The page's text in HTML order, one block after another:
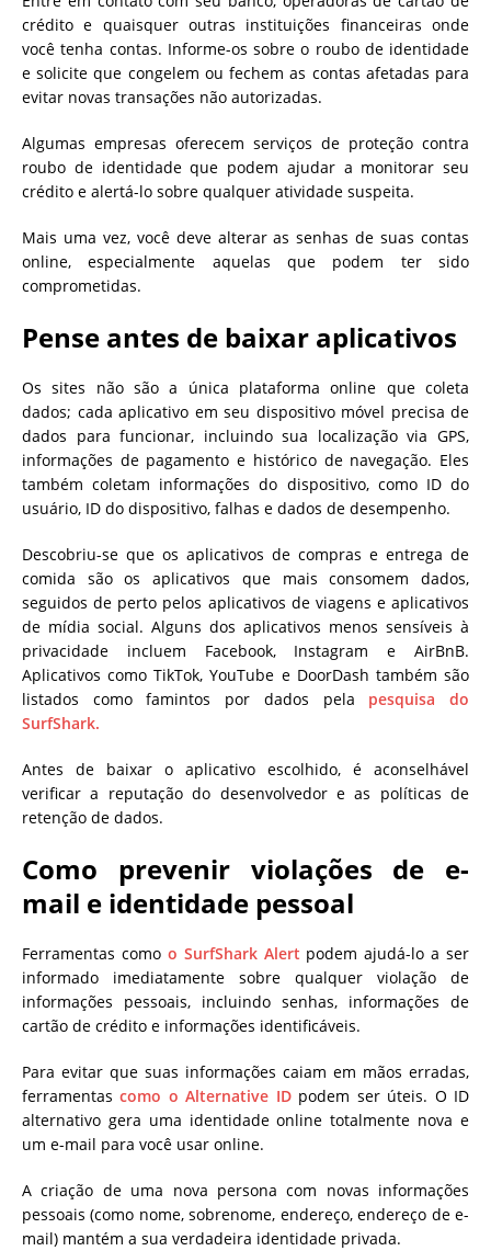
crédito e quaisquer outras instituições financeiras onde
você tenha contas. Informe-os sobre o roubo de identidade
e solicite que congelem ou fechem as contas afetadas para
evitar novas transações não autorizadas.
Algumas empresas oferecem serviços de proteção contra
roubo de identidade que podem ajudar a monitorar seu
crédito e alertá-lo sobre qualquer atividade suspeita.
Mais uma vez, você deve alterar as senhas de suas contas
online, especialmente aquelas que podem ter sido
comprometidas.
Pense antes de baixar aplicativos
Os sites não são a única plataforma online que coleta
dados; cada aplicativo em seu dispositivo móvel precisa de
dados para funcionar, incluindo sua localização via GPS,
informações de pagamento e histórico de navegação. Eles
também coletam informações do dispositivo, como ID do
usuário, ID do dispositivo, falhas e dados de desempenho.
Descobriu-se que os aplicativos de compras e entrega de
comida são os aplicativos que mais consomem dados,
seguidos de perto pelos aplicativos de viagens e aplicativos
de mídia social. Alguns dos aplicativos menos sensíveis à
privacidade incluem Facebook, Instagram e AirBnB.
Aplicativos como TikTok, YouTube e DoorDash também são
listados como famintos por dados pela pesquisa do
SurfShark.
Antes de baixar o aplicativo escolhido, é aconselhável
verificar a reputação do desenvolvedor e as políticas de
retenção de dados.
Como prevenir violações de e-
mail e identidade pessoal
Ferramentas como o SurfShark Alert podem ajudá-lo a ser
informado imediatamente sobre qualquer violação de
informações pessoais, incluindo senhas, informações de
cartão de crédito e informações identificáveis.
Para evitar que suas informações caiam em mãos erradas,
ferramentascomo o Alternative IDpodem ser úteis. O ID
alternativo gera uma identidade online totalmente nova e
um e-mail para você usar online.
A criação de uma nova persona com novas informações
pessoais (como nome, sobrenome, endereço, endereço de e-
mail) mantém a sua verdadeira identidade privada.